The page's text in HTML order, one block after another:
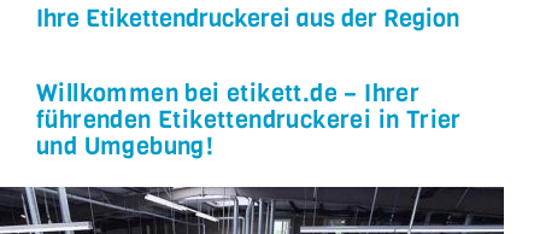
Ihre Etikettendruckerei aus der Region
Willkommen bei etikett.de – Ihrer
führenden Etikettendruckerei in Trier
und Umgebung!